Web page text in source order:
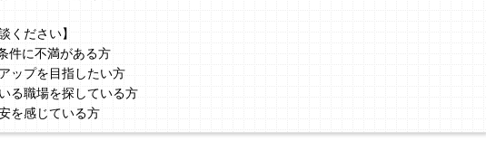
ください】
件に不満がある方
ップを目指したい方
る職場を探している方
を感じている方